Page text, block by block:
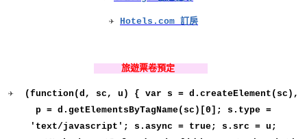
✈ Hotels.com 訂房
旅遊票卷預定
✈
(function(d, sc, u) { var s = d.createElement(sc),
p = d.getElementsByTagName(sc)[0]; s.type =
'text/javascript'; s.async = true; s.src = u;